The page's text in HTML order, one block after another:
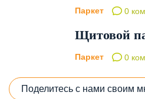
Паркет 0
Щитовой
Паркет 0
Поделитесь с нами своим